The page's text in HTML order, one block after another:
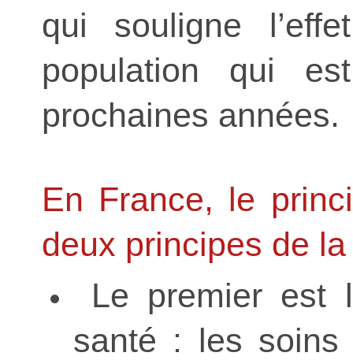
qui souligne
population qui
prochaines années.
En France, le
deux principes de
Le premier est
santé : les soins